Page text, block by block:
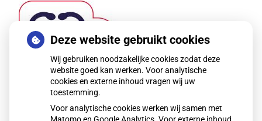
Deze website gebruikt cookies
Wij gebruiken noodzakelijke cookies zodat deze
website goed kan werken. Voor analytische
cookies en externe inhoud vragen wij uw
toestemming.
Voor analytische cookies werken wij samen met